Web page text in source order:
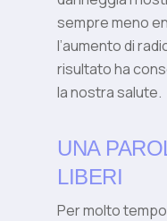
sempre meno
l’aumento di
risultato ha
la nostra salute.
UNA
LIBERI
Per molto